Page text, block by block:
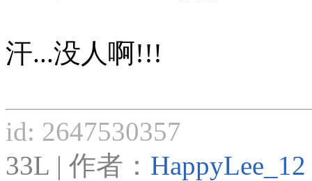
汗...没人啊!!!
id: 2647530357
33L | 作者： HappyLee_12